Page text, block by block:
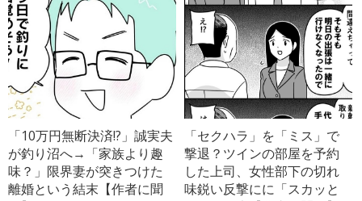
「10万円無断決済!?」誠実夫
が釣り沼へ→「家族より趣
味？」限界妻が突きつけた
離婚という結末【作者に聞
「セクハラ」を「ミス」で
撃退？ツインの部屋を予約
した上司、女性部下の切れ
味鋭い反撃にに「スカッと